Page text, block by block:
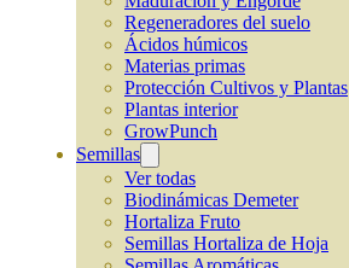
Regeneradores del suelo
Ácidos húmicos
Materias primas
Protección Cultivos y Plantas
Plantas interior
GrowPunch
Semillas
Ver todas
Biodinámicas Demeter
Hortaliza Fruto
Semillas Hortaliza de Hoja